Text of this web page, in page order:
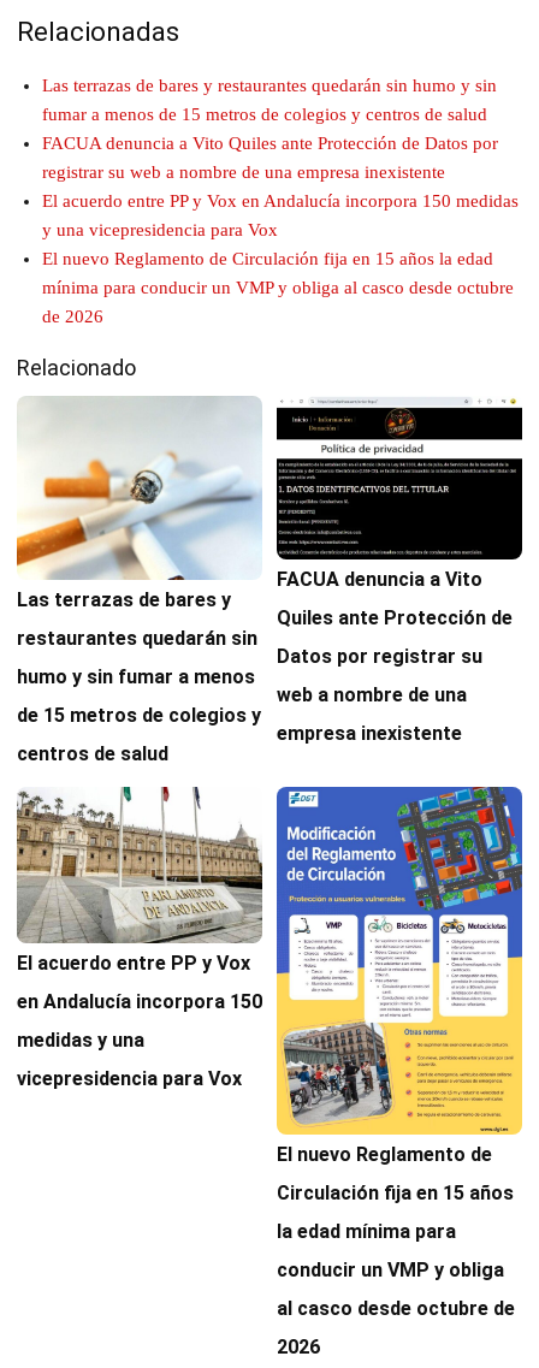
Relacionadas
Las terrazas de bares y restaurantes quedarán sin humo y sin
fumar a menos de 15 metros de colegios y centros de salud
FACUA denuncia a Vito Quiles ante Protección de Datos por
registrar su web a nombre de una empresa inexistente
El acuerdo entre PP y Vox en Andalucía incorpora 150 medidas
y una vicepresidencia para Vox
El nuevo Reglamento de Circulación fija en 15 años la edad
mínima para conducir un VMP y obliga al casco desde octubre
de 2026
Relacionado
Las terrazas de bares y
restaurantes quedarán sin
humo y sin fumar a menos
de 15 metros de colegios y
centros de salud
FACUA denuncia a Vito
Quiles ante Protección de
Datos por registrar su
web a nombre de una
empresa inexistente
El acuerdo entre PP y Vox
en Andalucía incorpora 150
medidas y una
vicepresidencia para Vox
El nuevo Reglamento de
Circulación fija en 15 años
la edad mínima para
conducir un VMP y obliga
al casco desde octubre de
2026